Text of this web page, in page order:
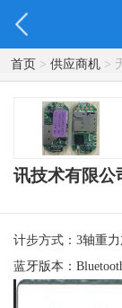
首页> 供应商机>
深圳市巨欣通讯技
讯技术有限公
计步方式：3轴重力
蓝牙版本：